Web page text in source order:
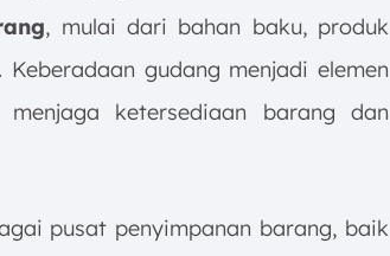
, mulai dari bahan baku, produk
gudang menjadi elemen
ketersediaan barang dan
pusat penyimpanan barang, baik